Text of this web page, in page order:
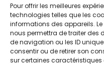
Pour offrir les meilleures
technologies telles que les
informations des appareils.
nous permettra de traiter des
de navigation ou les ID
consentir ou de retirer son
sur certaines caractéristiques
Ces deux saddles grade
merveilles….